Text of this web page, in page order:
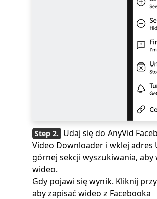
Udaj się do AnyVid
Video Downloader i wklej adres
górnej sekcji wyszukiwania, aby
wideo.
Gdy pojawi się wynik. Kliknij
aby zapisać wideo z Facebooka